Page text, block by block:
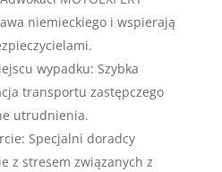
niemieckiego i wspierają
wypadku: Szybka
transportu zastępczego
utrudnienia.
Specjalni doradcy
z stresem związanych z